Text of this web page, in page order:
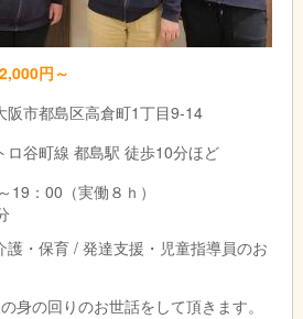
円～
阪市都島区高倉町1丁目9-14
ロ谷町線 都島駅 徒歩10分ほど
19：00（実働８ｈ）
護・保育 / 発達支援・児童指導員のお
身の回りのお世話をして頂きます。